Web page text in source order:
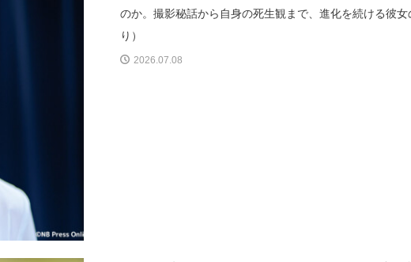
のか。撮影秘話から自身の死生観まで、進化を続ける彼女
り）
2026.07.08